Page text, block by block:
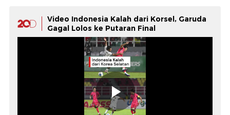
Video Indonesia Kalah dari Korsel, Garuda
Gagal Lolos ke Putaran Final